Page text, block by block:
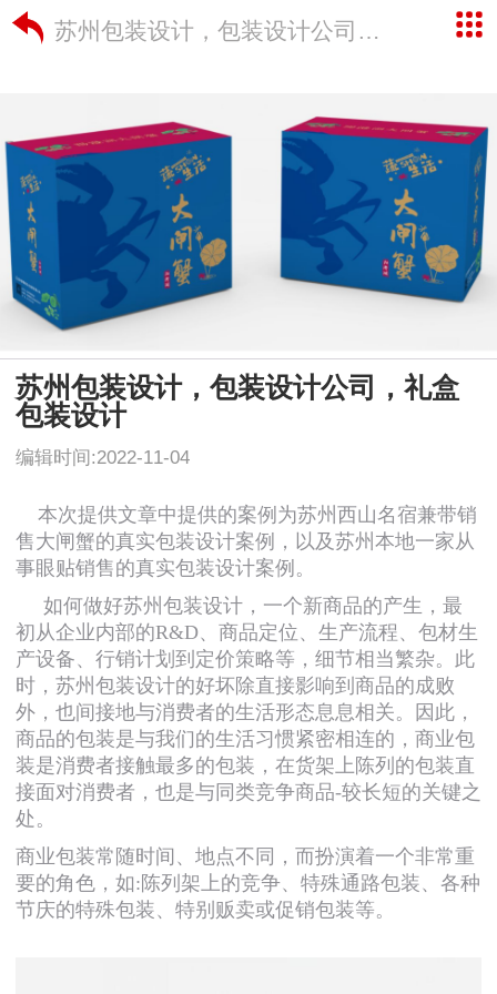
苏州包装设计，包装设计公司，礼盒包装设计
苏州包装设计，包装设计公司，礼盒
包装设计
编辑时间:2022-11-04
本次提供文章中提供的案例为苏州西山名宿兼带销
售大闸蟹的真实包装设计案例，以及苏州本地一家从
事眼贴销售的真实包装设计案例。
如何做好苏州包装设计，一个新商品的产生，最
初从企业内部的R&D、商品定位、生产流程、包材生
产设备、行销计划到定价策略等，细节相当繁杂。此
时，苏州包装设计的好坏除直接影响到商品的成败
外，也间接地与消费者的生活形态息息相关。因此，
商品的包装是与我们的生活习惯紧密相连的，商业包
装是消费者接触最多的包装，在货架上陈列的包装直
接面对消费者，也是与同类竞争商品-较长短的关键之
处。
商业包装常随时间、地点不同，而扮演着一个非常重
要的角色，如:陈列架上的竞争、特殊通路包装、各种
节庆的特殊包装、特别贩卖或促销包装等。